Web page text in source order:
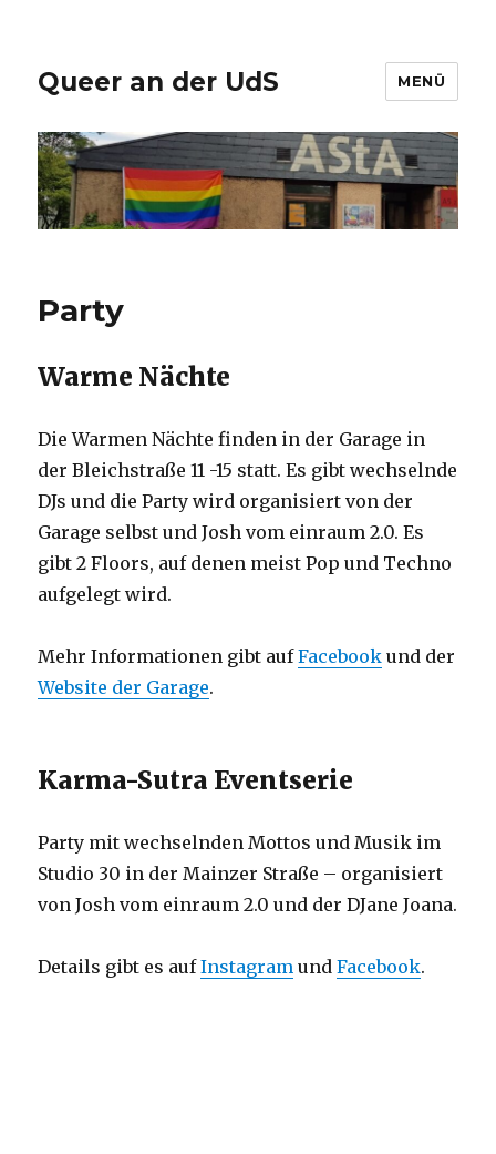
Queer an der UdS MENÜ
Party
Warme Nächte
Die Warmen Nächte finden in der Garage in
der Bleichstraße 11 -15 statt. Es gibt wechselnde
DJs und die Party wird organisiert von der
Garage selbst und Josh vom einraum 2.0. Es
gibt 2 Floors, auf denen meist Pop und Techno
aufgelegt wird.
Mehr Informationen gibt aufFacebook und der
Website der Garage.
Karma-Sutra Eventserie
Party mit wechselnden Mottos und Musik im
Studio 30 in der Mainzer Straße – organisiert
von Josh vom einraum 2.0 und der DJane Joana.
Details gibt es aufInstagram undFacebook.